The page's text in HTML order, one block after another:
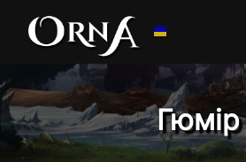
Гюмір